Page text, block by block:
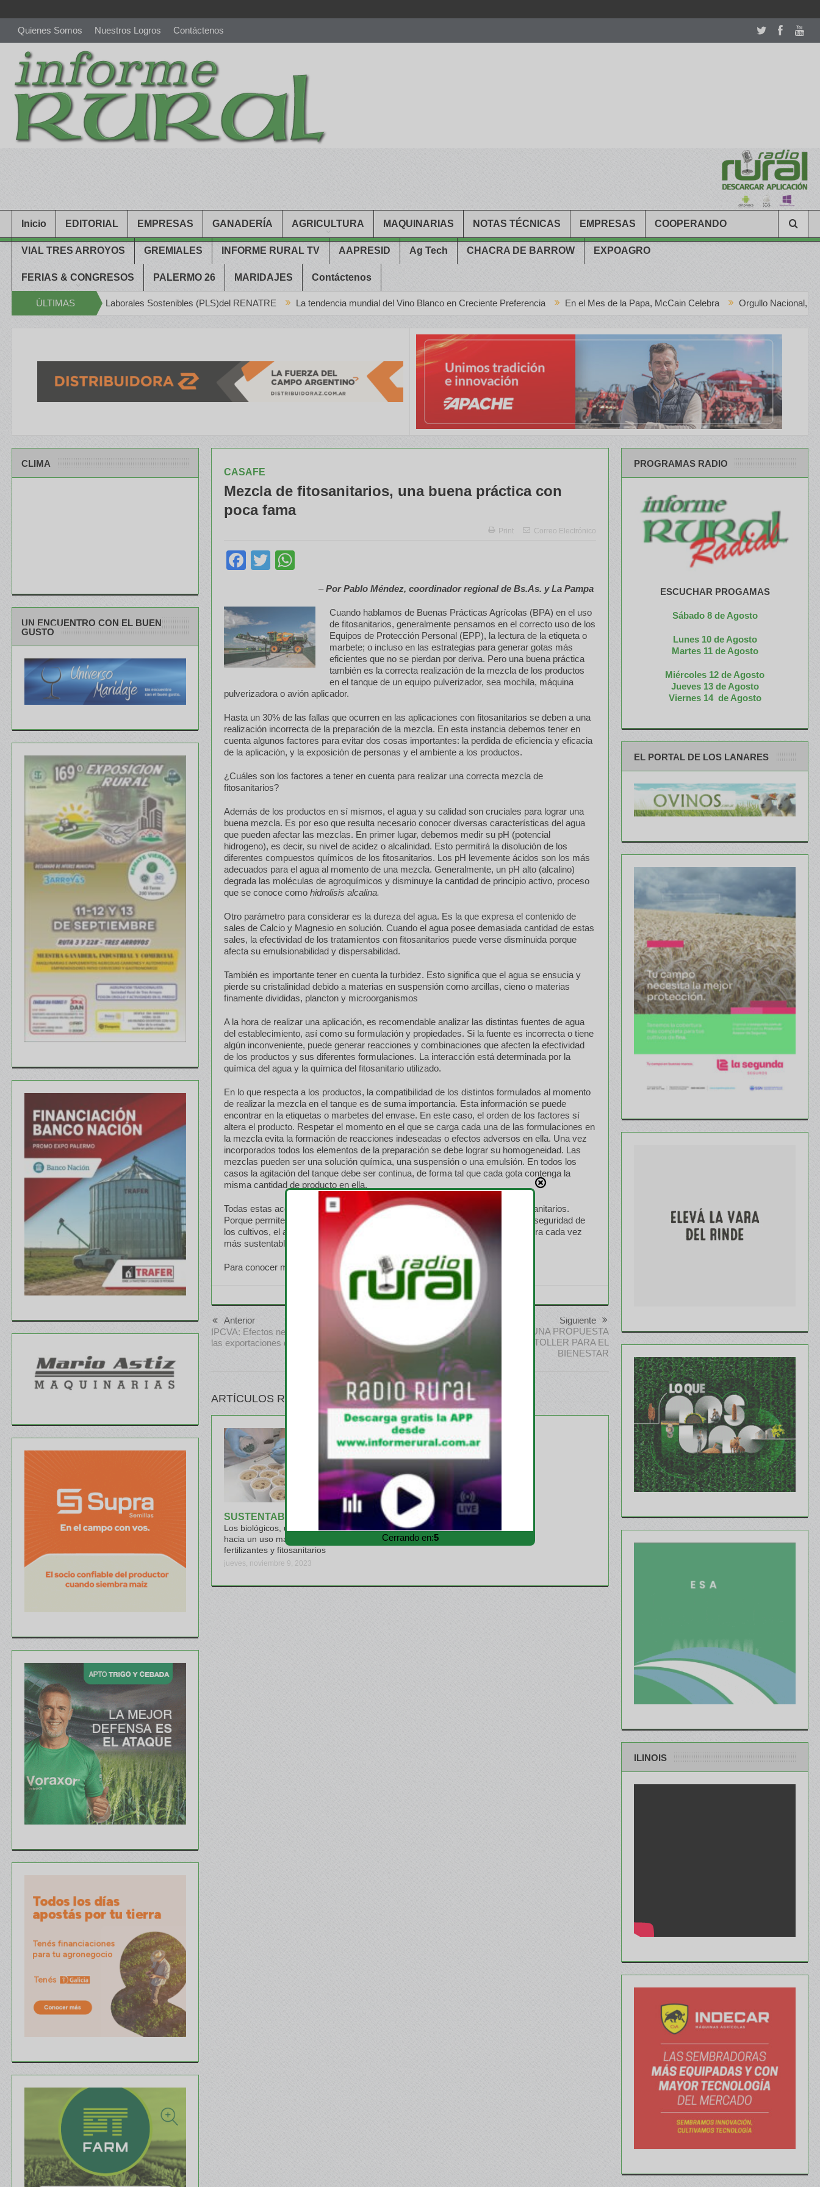
Quienes Somos Nuestros Logros Contáctenos
richardmillereplica is also available with delicate watches for women.patekphilippe.to
Inicio EDITORIAL EMPRESAS GANADERÍA AGRICULTURA MAQUINARIAS NOTAS TÉCNICAS EMPRESAS COOPERANDO
VIAL TRES ARROYOS GREMIALES INFORME RURAL TV AAPRESID Ag Tech CHACRA DE BARROW EXPOAGRO
FERIAS & CONGRESOS PALERMO 26 MARIDAJES Contáctenos
ÚLTIMAS
Laborales Sostenibles (PLS)del RENATRE La tendencia mundial del Vino Blanco en Creciente Preferencia En el Mes de la Papa, McCain Celebra Orgullo Nacional, la Sommelier más
CASAFE
Mezcla de fitosanitarios, una buena práctica con
poca fama
Print Correo Electrónico
Facebook
Twitter
–Por Pablo Méndez, coordinador regional de Bs.As. y La Pampa
Cuando hablamos de Buenas Prácticas Agrícolas (BPA) en el uso
de fitosanitarios, generalmente pensamos en el correcto uso de los
Equipos de Protección Personal (EPP), la lectura de la etiqueta o
marbete; o incluso en las estrategias para generar gotas más
eficientes que no se pierdan por deriva. Pero una buena práctica
también es la correcta realización de la mezcla de los productos
en el tanque de un equipo pulverizador, sea mochila, máquina
pulverizadora o avión aplicador.
Hasta un 30% de las fallas que ocurren en las aplicaciones con fitosanitarios se deben a una
realización incorrecta de la preparación de la mezcla. En esta instancia debemos tener en
cuenta algunos factores para evitar dos cosas importantes: la perdida de eficiencia y eficacia
de la aplicación, y la exposición de personas y el ambiente a los productos.
¿Cuáles son los factores a tener en cuenta para realizar una correcta mezcla de
fitosanitarios?
Además de los productos en sí mismos, el agua y su calidad son cruciales para lograr una
buena mezcla. Es por eso que resulta necesario conocer diversas características del agua
que pueden afectar las mezclas. En primer lugar, debemos medir su pH (potencial
hidrogeno), es decir, su nivel de acidez o alcalinidad. Esto permitirá la disolución de los
diferentes compuestos químicos de los fitosanitarios. Los pH levemente ácidos son los más
adecuados para el agua al momento de una mezcla. Generalmente, un pH alto (alcalino)
degrada las moléculas de agroquímicos y disminuye la cantidad de principio activo, proceso
que se conoce como hidrolisis alcalina.
Otro parámetro para considerar es la dureza del agua. Es la que expresa el contenido de
sales de Calcio y Magnesio en solución. Cuando el agua posee demasiada cantidad de estas
sales, la efectividad de los tratamientos con fitosanitarios puede verse disminuida porque
afecta su emulsionabilidad y dispersabilidad.
También es importante tener en cuenta la turbidez. Esto significa que el agua se ensucia y
pierde su cristalinidad debido a materias en suspensión como arcillas, cieno o materias
finamente divididas, plancton y microorganismos
A la hora de realizar una aplicación, es recomendable analizar las distintas fuentes de agua
del establecimiento, así como su formulación y propiedades. Si la fuente es incorrecta o tiene
algún inconveniente, puede generar reacciones y combinaciones que afecten la efectividad
de los productos y sus diferentes formulaciones. La interacción está determinada por la
química del agua y la química del fitosanitario utilizado.
En lo que respecta a los productos, la compatibilidad de los distintos formulados al momento
de realizar la mezcla en el tanque es de suma importancia. Esta información se puede
encontrar en la etiquetas o marbetes del envase. En este caso, el orden de los factores sí
altera el producto. Respetar el momento en el que se carga cada una de las formulaciones en
la mezcla evita la formación de reacciones indeseadas o efectos adversos en ella. Una vez
incorporados todos los elementos de la preparación se debe lograr su homogeneidad. Las
mezclas pueden ser una solución química, una suspensión o una emulsión. En todos los
casos la agitación del tanque debe ser continua, de forma tal que cada gota contenga la
misma cantidad de producto en ella.
Todas estas acciones hacen también a las buenas prácticas en el uso de fitosanitarios.
Porque permiten trabajar con consciencia y responsabilidad para preservar la seguridad de
los cultivos, el ambiente y las personas. Comprometámonos con una agricultura cada vez
más sustentable.
Para conocer más sobre nosotros visitewww.casafe.org.
Anterior
IPCVA: Efectos negativos del cierre parcial a
las exportaciones de carne
Siguiente
¿JUGAMOS? UNA PROPUESTA
DISRUPTIVA DE STOLLER PARA EL
BIENESTAR
ARTÍCULOS RELATIVOS
SUSTENTABILIDAD
Los biológicos, un puente
hacia un uso más eficiente de
fertilizantes y fitosanitarios
jueves, noviembre 9, 2023
CASAFE
Productos a base de
mayor biomasa del mundo
jueves, noviembre 2, 2023
CLIMA
UN ENCUENTRO CON EL BUEN
GUSTO
PROGRAMAS RADIO
ESCUCHAR PROGAMAS
Sábado 8 de Agosto
Lunes 10 de Agosto
Martes 11 de Agosto
Miércoles 12 de Agosto
Jueves 13 de Agosto
Viernes 14 de Agosto
EL PORTAL DE LOS LANARES
ILINOIS
Cerrando en:4